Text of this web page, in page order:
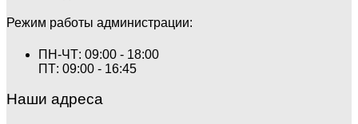
Режим работы администрации:
ПН-ЧТ: 09:00 - 18:00
ПТ: 09:00 - 16:45
Наши адреса